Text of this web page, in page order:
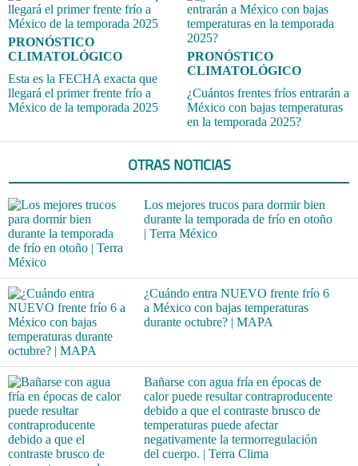
PRONÓSTICO
CLIMATOLÓGICO
Esta es la FECHA exacta que
llegará el primer frente frío a
México de la temporada 2025
PRONÓSTICO
CLIMATOLÓGICO
¿Cuántos frentes fríos entrarán a
México con bajas temperaturas
en la temporada 2025?
OTRAS NOTICIAS
Los mejores trucos para dormir bien
durante la temporada de frío en otoño
| Terra México
¿Cuándo entra NUEVO frente frío 6
a México con bajas temperaturas
durante octubre? | MAPA
Bañarse con agua fría en épocas de
calor puede resultar contraproducente
debido a que el contraste brusco de
temperaturas puede afectar
negativamente la termorregulación
del cuerpo. | Terra Clima